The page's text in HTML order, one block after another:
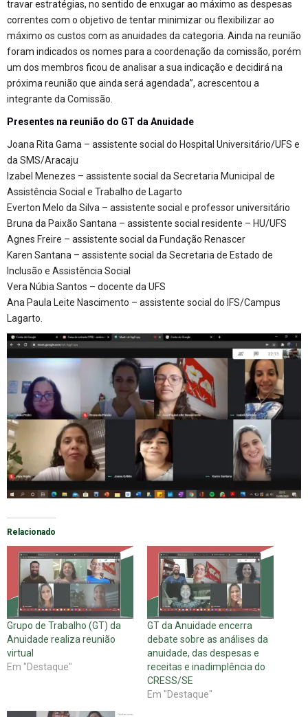
travar estratégias, no sentido de enxugar ao máximo as despesas
correntes com o objetivo de tentar minimizar ou flexibilizar ao
máximo os custos com as anuidades da categoria. Ainda na reunião
foram indicados os nomes para a coordenação da comissão, porém
um dos membros ficou de analisar a sua indicação e decidirá na
próxima reunião que ainda será agendada”, acrescentou a
integrante da Comissão.
Presentes na reunião do GT da Anuidade
Joana Rita Gama – assistente social do Hospital Universitário/UFS e
da SMS/Aracaju
Izabel Menezes – assistente social da Secretaria Municipal de
Assistência Social e Trabalho de Lagarto
Everton Melo da Silva – assistente social e professor universitário
Bruna da Paixão Santana – assistente social residente – HU/UFS
Agnes Freire – assistente social da Fundação Renascer
Karen Santana – assistente social da Secretaria de Estado de
Inclusão e Assistência Social
Vera Núbia Santos – docente da UFS
Ana Paula Leite Nascimento – assistente social do IFS/Campus
Lagarto.
Relacionado
Grupo de Trabalho (GT) da
Anuidade realiza reunião
virtual
Em "Destaque"
GT da Anuidade encerra
debate sobre as análises da
anuidade, das despesas e
receitas e inadimplência do
CRESS/SE
Em "Destaque"